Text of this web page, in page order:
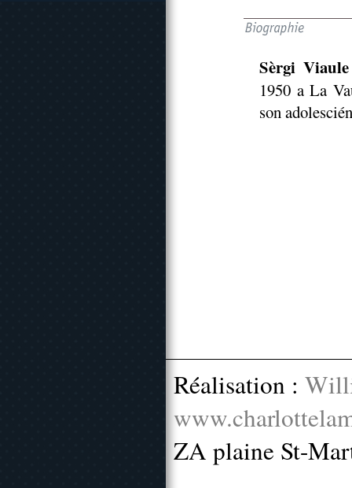
Sèrgi Viaule
1950 a La
son
Réalisation :
ZA plaine St-